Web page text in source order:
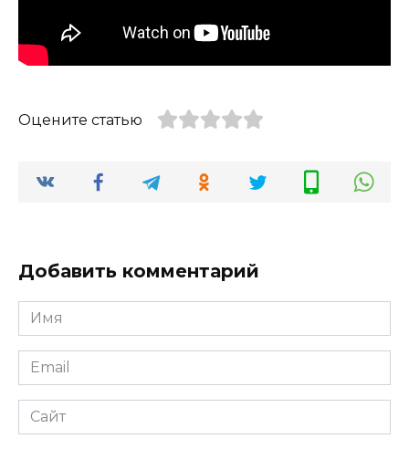
Оцените статью
Добавить комментарий
Имя
*
Email
*
Сайт